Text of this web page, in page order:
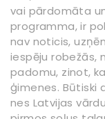
vai pārdomāta
programma, ir
nav noticis,
iespēju robežās,
padomu, zinot,
ģimenes. Būtiski
nes Latvijas